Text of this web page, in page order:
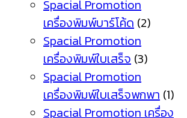
Spacial Promotion
เครื่องพิมพ์บาร์โค้ด (2)
Spacial Promotion
เครื่องพิมพ์ใบเสร็จ (3)
Spacial Promotion
เครื่องพิมพ์ใบเสร็จพกพา (1)
Spacial Promotion เครื่อง